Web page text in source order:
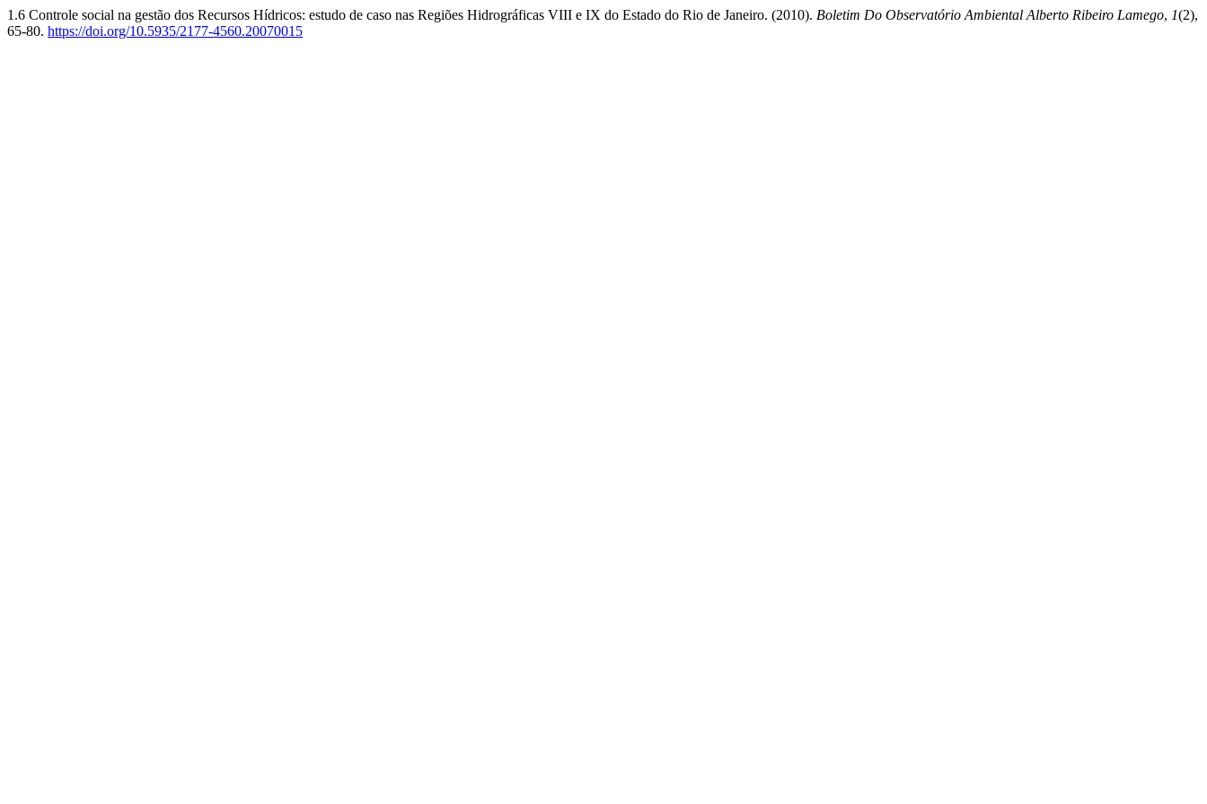
1.6 Controle social na gestão dos Recursos Hídricos: estudo de caso nas Regiões Hidrográficas VIII e IX do Estado do Rio de Janeiro. (2010). Boletim Do Observatório Ambiental Alberto Ribeiro Lamego, 1(2),
65-80. https://doi.org/10.5935/2177-4560.20070015